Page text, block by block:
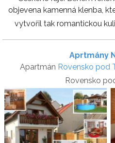
objevena kamenná klenba,
vytvořil tak romantickou
Aprtmány
Apartmán Rovensko pod
Rovensko